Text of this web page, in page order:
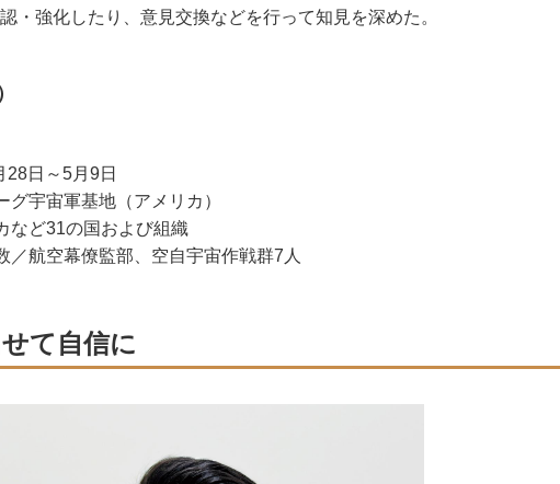
・強化したり、意見交換などを行って知見を深めた。
28日～5月9日
グ宇宙軍基地（アメリカ）
など31の国および組織
／航空幕僚監部、空自宇宙作戦群7人
て自信に